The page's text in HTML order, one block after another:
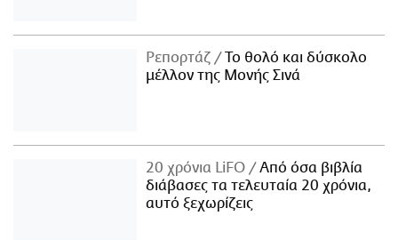
Ρεπορτάζ
Το θολό και δύσκολο
μέλλον της Μονής Σινά
20 χρόνια LiFO
Από όσα βιβλία
διάβασες τα τελευταία 20 χρόνια,
αυτό ξεχωρίζεις